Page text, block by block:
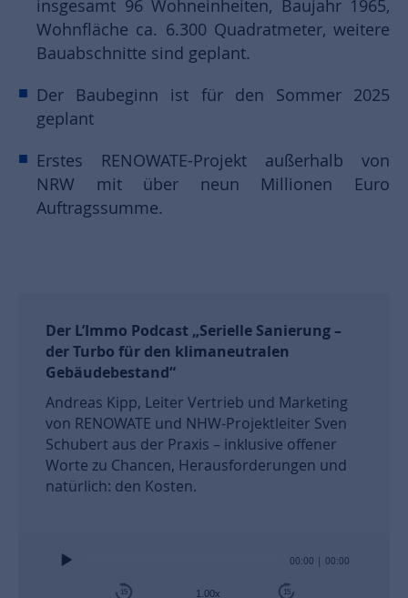
insgesamt 96 Wohneinheiten, Baujahr 1965,
Wohnfläche ca. 6.300 Quadratmeter, weitere
Bauabschnitte sind geplant.
Der Baubeginn ist für den Sommer 2025
geplant
Erstes RENOWATE-Projekt außerhalb von
NRW mit über neun Millionen Euro
Auftragssumme.
Der L’Immo Podcast „Serielle Sanierung –
der Turbo für den klimaneutralen
Gebäudebestand“
Andreas Kipp, Leiter Vertrieb und Marketing
von RENOWATE und NHW-Projektleiter Sven
Schubert aus der Praxis – inklusive offener
Worte zu Chancen, Herausforderungen und
natürlich: den Kosten.
Audio
00:00 00:00
15 1.00x 15